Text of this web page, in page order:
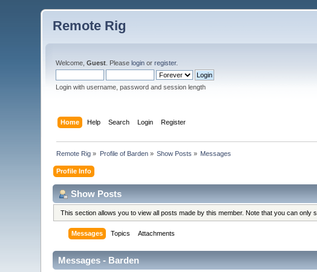
Remote Rig
Welcome,Guest . Pleaselogin orregister.
Login with username, password and session length
Home Help Search Login Register
Remote Rig » Profile of Barden» Show Posts » Messages
Profile Info
Show Posts
This section allows you to view all posts made by this member. Note that you can
Messages Topics Attachments
Messages - Barden